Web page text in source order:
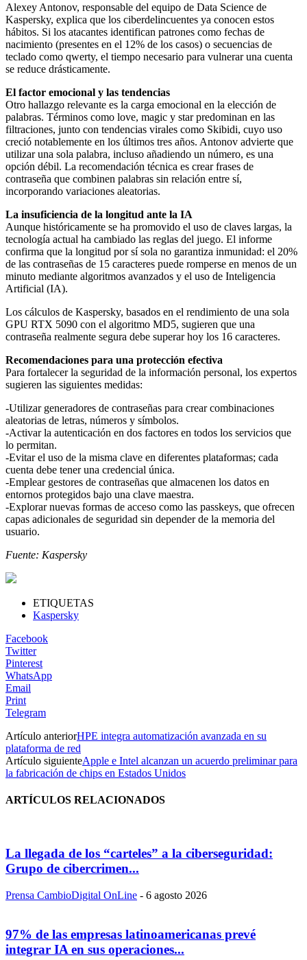
Alexey Antonov, responsable del equipo de Data Science de
Kaspersky, explica que los ciberdelincuentes ya conocen estos
hábitos. Si los atacantes identifican patrones como fechas de
nacimiento (presentes en el 12% de los casos) o secuencias de
teclado como qwerty, el tiempo necesario para vulnerar una cuenta
se reduce drásticamente.
El factor emocional y las tendencias
Otro hallazgo relevante es la carga emocional en la elección de
palabras. Términos como love, magic y star predominan en las
filtraciones, junto con tendencias virales como Skibidi, cuyo uso
creció notablemente en los últimos tres años. Antonov advierte que
utilizar una sola palabra, incluso añadiendo un número, es una
opción débil. La recomendación técnica es crear frases de
contraseña que combinen palabras sin relación entre sí,
incorporando variaciones aleatorias.
La insuficiencia de la longitud ante la IA
Aunque históricamente se ha promovido el uso de claves largas, la
tecnología actual ha cambiado las reglas del juego. El informe
confirma que la longitud por sí sola no garantiza inmunidad: el 20%
de las contraseñas de 15 caracteres puede romperse en menos de un
minuto mediante algoritmos avanzados y el uso de Inteligencia
Artificial (IA).
Los cálculos de Kaspersky, basados en el rendimiento de una sola
GPU RTX 5090 con el algoritmo MD5, sugieren que una
contraseña realmente segura debe superar hoy los 16 caracteres.
Recomendaciones para una protección efectiva
Para fortalecer la seguridad de la información personal, los expertos
sugieren las siguientes medidas:
-Utilizar generadores de contraseñas para crear combinaciones
aleatorias de letras, números y símbolos.
-Activar la autenticación en dos factores en todos los servicios que
lo permitan.
-Evitar el uso de la misma clave en diferentes plataformas; cada
cuenta debe tener una credencial única.
-Emplear gestores de contraseñas que almacenen los datos en
entornos protegidos bajo una clave maestra.
-Explorar nuevas formas de acceso como las passkeys, que ofrecen
capas adicionales de seguridad sin depender de la memoria del
usuario.
Fuente: Kaspersky
ETIQUETAS
Kaspersky
Facebook
Twitter
Pinterest
WhatsApp
Email
Print
Telegram
Artículo anteriorHPE integra automatización avanzada en su
plataforma de red
Artículo siguienteApple e Intel alcanzan un acuerdo preliminar para
la fabricación de chips en Estados Unidos
ARTÍCULOS RELACIONADOS
La llegada de los “carteles” a la ciberseguridad:
Grupo de cibercrimen...
Prensa CambioDigital OnLine - 6 agosto 2026
97% de las empresas latinoamericanas prevé
integrar IA en sus operaciones...